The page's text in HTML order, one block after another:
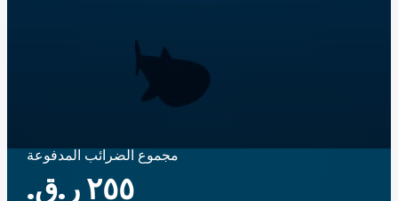
مجموع الضرائب المدفوعة